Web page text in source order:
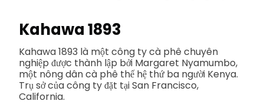
Kahawa 1893
Kahawa 1893 là một công ty cà phê chuyên
nghiệp được thành lập bởi Margaret Nyamumbo,
một nông dân cà phê thế hệ thứ ba người Kenya.
Trụ sở của công ty đặt tại San Francisco,
California.